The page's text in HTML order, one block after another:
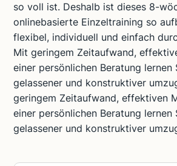
so voll ist. Deshalb ist dieses 8-
onlinebasierte Einzeltraining so
flexibel, individuell und einfach
Mit geringem Zeitaufwand,
einer persönlichen Beratung lernen
gelassener und konstruktiver
geringem Zeitaufwand, effektiven
einer persönlichen Beratung lernen
gelassener und konstruktiver